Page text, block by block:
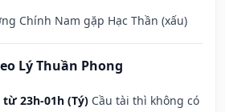
Chính Nam gặp Hạc Thần (xấu)
Lý Thuần Phong
23h-01h (Tý) Cầu tài thì không có